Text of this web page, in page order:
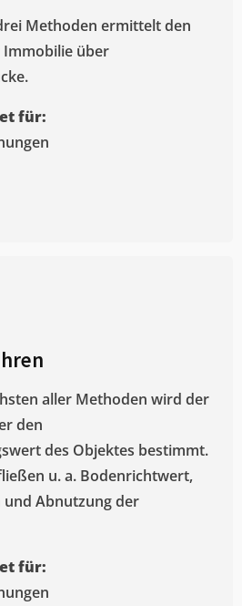
Methoden ermittelt den
über
für:
aller Methoden wird der
den
des Objektes bestimmt.
u. a. Bodenrichtwert,
Abnutzung der
für: